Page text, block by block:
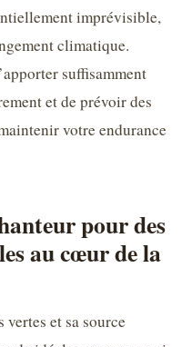
imprévisible,
climatique.
suffisamment
et de prévoir des
votre endurance
pour des
au cœur de la
vertes et sa source